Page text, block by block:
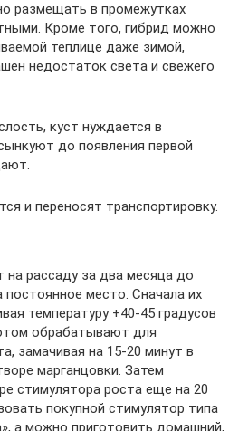
размещать в промежутках
Кроме того, гибрид можно
теплице даже зимой,
недостаток света и свежего
куст нуждается в
до появления первой
и переносят транспортировку.
рассаду за два месяца до
постоянное место. Сначала их
температуру +40-45 градусов
обрабатывают для
замачивая на 15-20 минут в
марганцовки. Затем
стимулятора роста еще на 20
покупной стимулятор типа
а можно приготовить домашний,